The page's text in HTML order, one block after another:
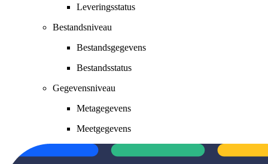
Leveringsstatus
Bestandsniveau
Bestandsgegevens
Bestandsstatus
Gegevensniveau
Metagegevens
Meetgegevens